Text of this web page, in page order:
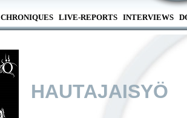
CHRONIQUES LIVE-REPORTS INTERVIEWS
HAUTAJAISYÖ